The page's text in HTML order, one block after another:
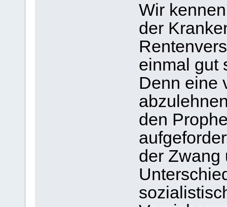
Wir
der
einmal gut
Denn eine
den
der Zwang